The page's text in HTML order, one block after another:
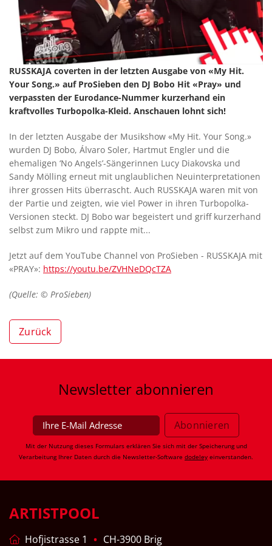
RUSSKAJA coverten in der letzten Ausgabe von «My Hit.
Your Song.» auf ProSieben den DJ Bobo Hit «Pray» und
verpassten der Eurodance-Nummer kurzerhand ein
kraftvolles Turbopolka-Kleid. Anschauen lohnt sich!
In der letzten Ausgabe der Musikshow «My Hit. Your Song.»
wurden DJ Bobo, Álvaro Soler, Hartmut Engler und die
ehemaligen ‘No Angels’-Sängerinnen Lucy Diakovska und
Sandy Mölling erneut mit unglaublichen Neuinterpretationen
ihrer grossen Hits überrascht. Auch RUSSKAJA waren mit von
der Partie und zeigten, wie viel Power in ihren Turbopolka-
Versionen steckt. DJ Bobo war begeistert und griff kurzerhand
selbst zum Mikro und rappte mit...
Jetzt auf dem YouTube Channel von ProSieben - RUSSKAJA mit
«PRAY»: https://youtu.be/ZVHNeDQcTZA
(Quelle: © ProSieben)
Zurück
Newsletter abonnieren
Mit der Nutzung dieses Formulars erklären Sie sich mit der Speicherung und
Verarbeitung Ihrer Daten durch die Newsletter-Software dodeley einverstanden.
ARTISTPOOL
Hofjistrasse 1 CH-3900 Brig